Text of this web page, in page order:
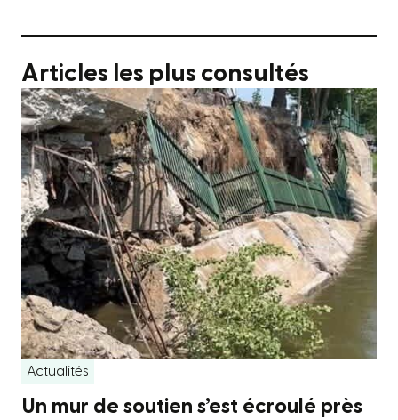
Articles les plus consultés
Actualités
Un mur de soutien s’est écroulé près